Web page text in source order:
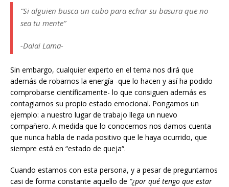
“Si alguien busca un cubo para echar su basura que no
sea tu mente”
-Dalai Lama-
Sin embargo, cualquier experto en el tema nos dirá que
además de robarnos la energía -que lo hacen y así ha podido
comprobarse científicamente- lo que consiguen además es
contagiarnos su propio estado emocional. Pongamos un
ejemplo: a nuestro lugar de trabajo llega un nuevo
compañero. A medida que lo conocemos nos damos cuenta
que nunca habla de nada positivo que le haya ocurrido, que
siempre está en “estado de queja“.
Cuando estamos con esta persona, y a pesar de preguntarnos
casi de forma constante aquello de “¿por qué tengo que estar